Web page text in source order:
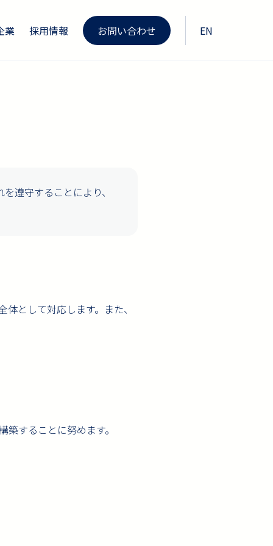
業 採用情報 お問い合わせ EN
遵守することにより、
として対応します。また、
することに努めます。